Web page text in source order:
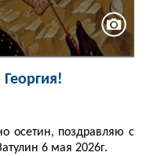
осетин, поздравляю с
6 мая 2026г.